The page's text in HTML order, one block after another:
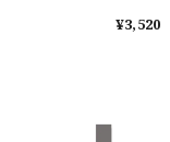
¥3,520